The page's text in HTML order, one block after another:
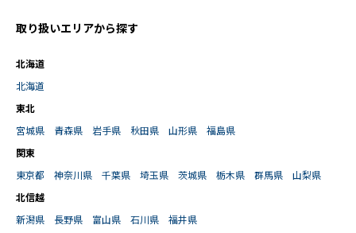
取り扱いエリアから探す
北海道
北海道
東北
宮城県
青森県 岩手県 秋田県 山形県
福島県
関東
東京都
神奈川県 千葉県 埼玉県 茨城県 栃木県 群馬県
山梨県
北信越
新潟県
長野県 富山県 石川県 福井県